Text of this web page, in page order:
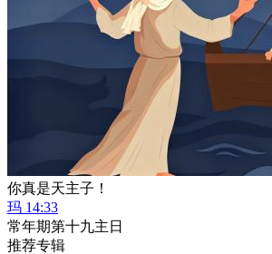
你真是天主子！
玛 14:33
常年期第十九主日
推荐专辑